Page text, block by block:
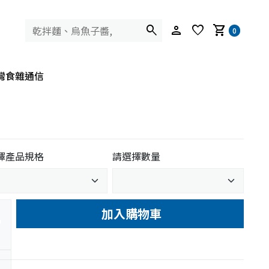
search person favorite shopping_cart 0
食雜通信
產品規格 請選擇數量
加入購物車